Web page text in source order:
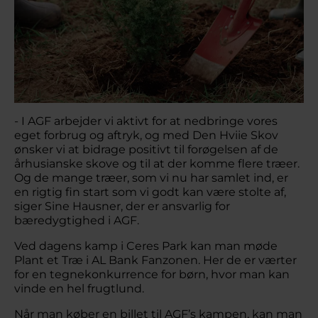
- I AGF arbejder vi aktivt for at nedbringe vores
eget forbrug og aftryk, og med Den Hviie Skov
ønsker vi at bidrage positivt til forøgelsen af de
århusianske skove og til at der komme flere træer.
Og de mange træer, som vi nu har samlet ind, er
en rigtig fin start som vi godt kan være stolte af,
siger Sine Hausner, der er ansvarlig for
bæredygtighed i AGF.
Ved dagens kamp i Ceres Park kan man møde
Plant et Træ i AL Bank Fanzonen. Her de er værter
for en tegnekonkurrence for børn, hvor man kan
vinde en hel frugtlund.
Når man køber en billet til AGF’s kampen, kan man